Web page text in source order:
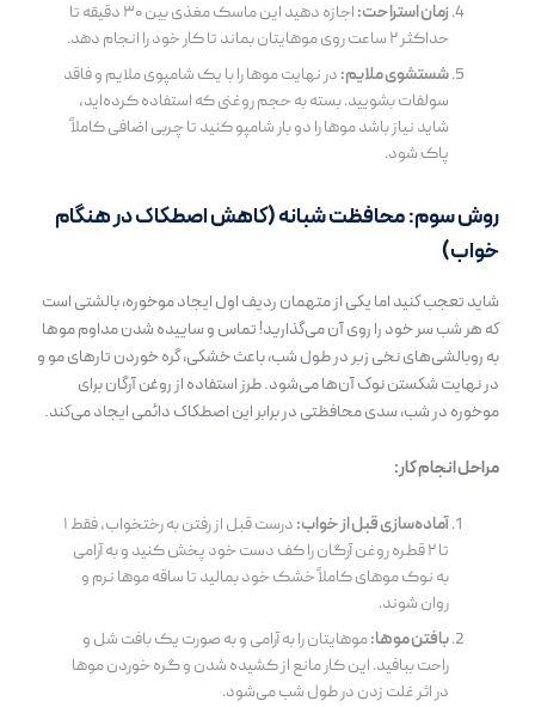
زمان استراحت:
اجازه دهید این ماسک مغذی بین ۳۰ دقیقه تا
حداکثر ۲ ساعت روی موهایتان بماند تا کار خود را انجام دهد.
شستشوی ملایم: در نهایت موها را با یک شامپوی ملایم و فاقد
سولفات بشویید. بسته به حجم روغنی که استفاده کرده‌اید،
شاید نیاز باشد موها را دو بار شامپو کنید تا چربی اضافی کاملاً
پاک شود.
روش سوم: محافظت شبانه (کاهش اصطکاک در هنگام
خواب)
شاید تعجب کنید اما یکی از متهمان ردیف اول ایجاد موخوره، بالشتی است
که هر شب سر خود را روی آن می‌گذارید! تماس و ساییده شدن مداوم موها
به روبالشی‌های نخی زبر در طول شب، باعث خشکی، گره خوردن تارهای مو و
در نهایت شکستن نوک آن‌ها می‌شود. طرز استفاده از روغن آرگان برای
موخوره در شب، سدی محافظتی در برابر این اصطکاک دائمی ایجاد می‌کند.
مراحل انجام کار:
آماده‌سازی قبل از خواب:
درست قبل از رفتن به رختخواب، فقط ۱
تا ۲ قطره روغن آرگان را کف دست خود پخش کنید و به آرامی
به نوک موهای کاملاً خشک خود بمالید تا ساقه موها نرم و
روان شوند.
بافتن موها:موهایتان را به آرامی و به صورت یک بافت شل و
راحت ببافید. این کار مانع از کشیده شدن و گره خوردن موها
در اثر غلت زدن در طول شب می‌شود.